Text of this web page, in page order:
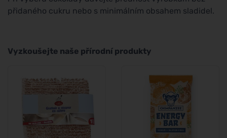
přidaného cukru nebo s minimálním obsahem sladidel.
Vyzkoušejte naše přírodní produkty